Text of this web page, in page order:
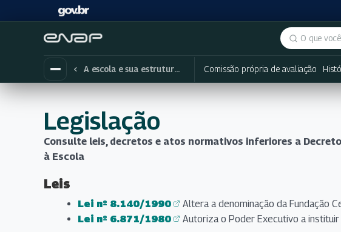
Buscar no
A escola e sua estrutura organizacional Comissão própria de avaliação
Legislação
Consulte leis, decretos e atos normativos inferiores a
à Escola
Leis
Lei nº 8.140/1990
(abre em nova aba)
Altera a denominação da Fundação
Lei nº 6.871/1980
(abre em nova aba)
Autoriza o Poder Executivo a